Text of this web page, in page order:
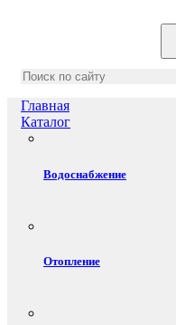
Главная
Каталог
Водоснабжение
Отопление